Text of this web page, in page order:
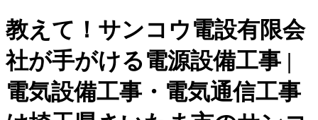
教えて！サンコウ電設有限会
社が手がける電源設備工事 |
電気設備工事・電気通信工事